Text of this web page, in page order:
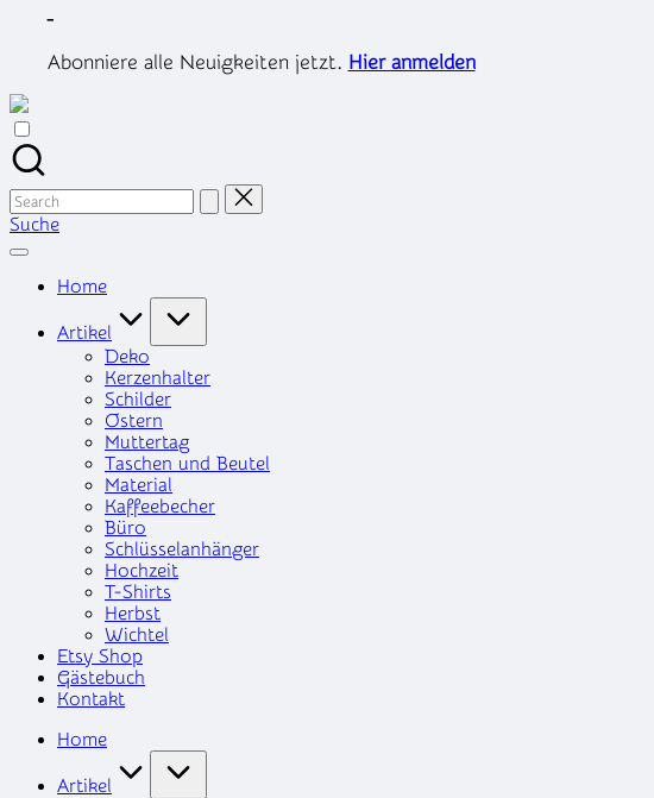
content
-
Abonniere alle Neuigkeiten jetzt. Hier anmelden
Search
for:
Suche
Home
Artikel
Deko
Kerzenhalter
Schilder
Ostern
Muttertag
Taschen und Beutel
Material
Kaffeebecher
Büro
Schlüsselanhänger
Hochzeit
T-Shirts
Herbst
Wichtel
Etsy Shop
Gästebuch
Kontakt
Home
Artikel